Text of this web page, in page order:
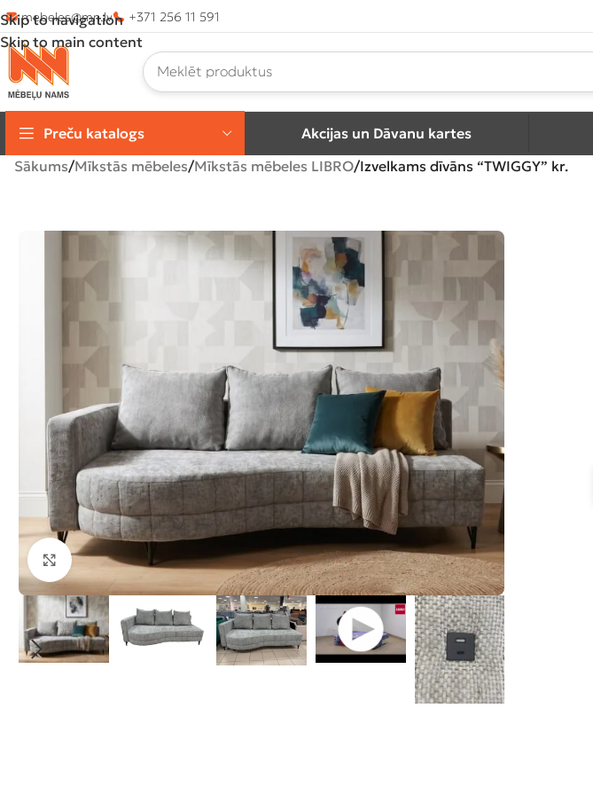
Skip to navigation
Skip to main content
mebeles@mn.lv +371 256 11 591
Preču katalogs Akcijas un Dāvanu kartes
Sākums Mīkstās mēbeles Mīkstās mēbeles LIBRO Izvelkams dīvāns “TWIGGY” kr.
Klikšķiniet lai palielinātu